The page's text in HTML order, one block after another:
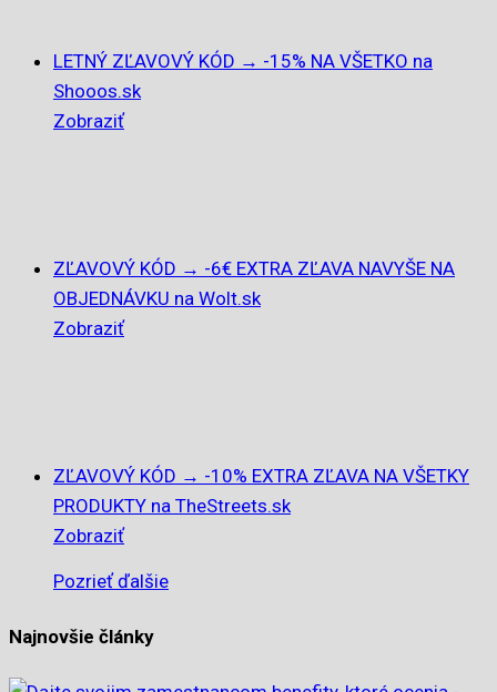
LETNÝ ZĽAVOVÝ KÓD → -15% NA VŠETKO na
Shooos.sk
Zobraziť
ZĽAVOVÝ KÓD → -6€ EXTRA ZĽAVA NAVYŠE NA
OBJEDNÁVKU na Wolt.sk
Zobraziť
ZĽAVOVÝ KÓD → -10% EXTRA ZĽAVA NA VŠETKY
PRODUKTY na TheStreets.sk
Zobraziť
Pozrieť ďalšie
Najnovšie články